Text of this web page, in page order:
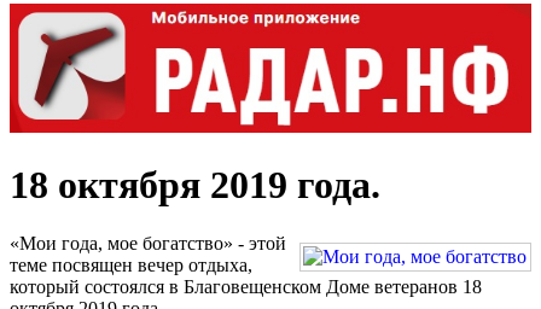
18 октября 2019 года.
«Мои года, мое богатство» - этой
теме посвящен вечер отдыха,
который состоялся в Благовещенском Доме ветеранов 18